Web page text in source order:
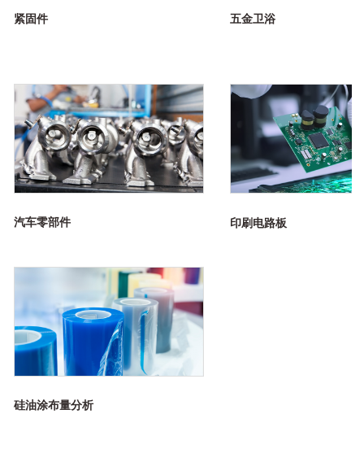
紧固件 五金卫浴
汽车零部件 印刷电路板
硅油涂布量分析